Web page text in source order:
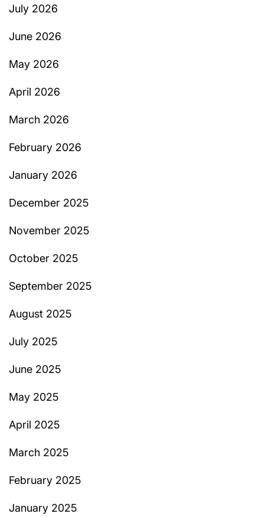
July 2026
June 2026
May 2026
April 2026
March 2026
February 2026
January 2026
December 2025
November 2025
October 2025
September 2025
August 2025
July 2025
June 2025
May 2025
April 2025
March 2025
February 2025
January 2025